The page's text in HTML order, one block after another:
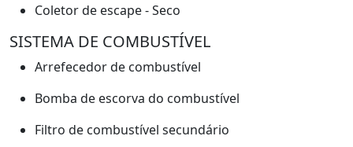
Coletor de escape - Seco
SISTEMA DE COMBUSTÍVEL
Arrefecedor de combustível
Bomba de escorva do combustível
Filtro de combustível secundário